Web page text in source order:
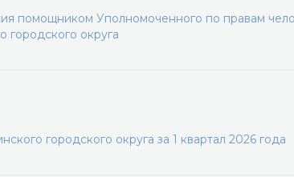
помощником Уполномоченного по правам
городского округа
городского округа за 1 квартал 2026 года